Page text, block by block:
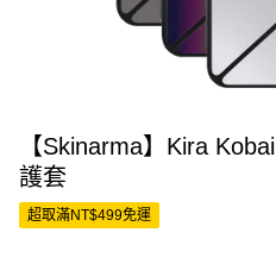
【Skinarma】Kira
護套
超取滿NT$499免運